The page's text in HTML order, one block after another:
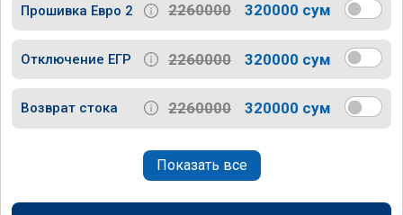
Прошивка Евро 2 2260000 320000 сум
Отключение ЕГР 2260000 320000 сум
Возврат стока 2260000 320000 сум
Показать все